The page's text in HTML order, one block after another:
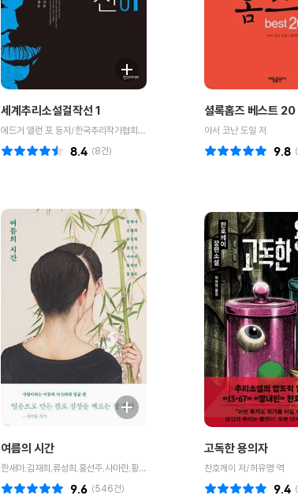
세계추리소설걸작선 1
에드거 앨런 포 등저/한국추리작가협회 편
(8건)
8.4
셜록홈즈 베스트 20
아서 코난 도일 저
(
9.8
여름의 시간
한새마,김재희,류성희,홍선주,사마란,황세연,홍성호 공저
(546건)
9.6
고독한 용의자
찬호께이 저/허유영 역
(
9.4